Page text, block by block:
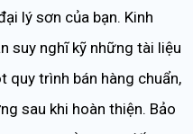
lý sơn của bạn. Kinh
suy nghĩ kỹ những tài liệu
quy trình bán hàng chuẩn,
sau khi hoàn thiện. Bảo